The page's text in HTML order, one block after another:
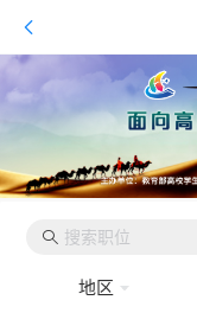
地区